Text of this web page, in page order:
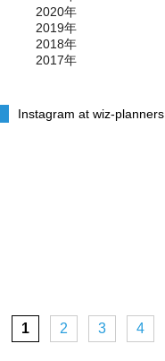
2020年
2019年
2018年
2017年
Instagram at wiz-planners
1 2 3 4